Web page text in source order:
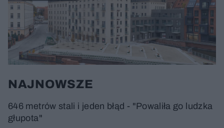
NAJNOWSZE
646 metrów stali i jeden błąd - "Powaliła go ludzka
głupota"